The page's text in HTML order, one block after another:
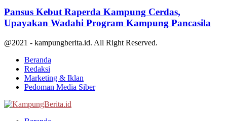
Pansus Kebut Raperda Kampung Cerdas,
Upayakan Wadahi Program Kampung Pancasila
@2021 - kampungberita.id. All Right Reserved.
Beranda
Redaksi
Marketing & Iklan
Pedoman Media Siber